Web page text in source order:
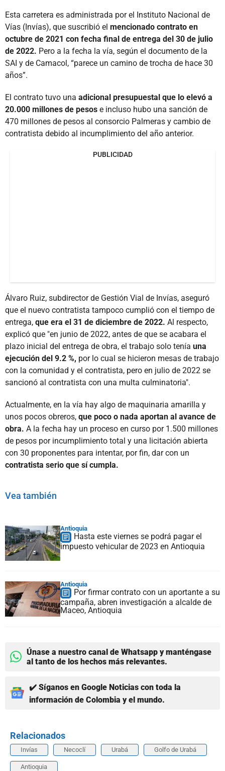
Esta carretera es administrada por el Instituto Nacional de
Vías (Invías), que suscribió el mencionado contrato en
octubre de 2021 con fecha final de entrega del 30 de julio
de 2022. Pero a la fecha la vía, según el documento de la
SAI y de Camacol, “parece un camino de trocha de hace 30
años”.
El contrato tuvo una adicional presupuestal que lo elevó a
20.000 millones de pesos e incluso hubo una sanción de
470 millones de pesos al consorcio Palmeras y cambio de
contratista debido al incumplimiento del año anterior.
PUBLICIDAD
Álvaro Ruiz, subdirector de Gestión Vial de Invías, aseguró
que el nuevo contratista tampoco cumplió con el tiempo de
entrega, que era el 31 de diciembre de 2022. Al respecto,
explicó que "en junio de 2022, antes de que se acabara el
plazo inicial del entrega de obra, el trabajo solo tenía una
ejecución del 9.2 %, por lo cual se hicieron mesas de trabajo
con la comunidad y el contratista, pero en julio de 2022 se
sancionó al contratista con una multa culminatoria".
Actualmente, en la vía hay algo de maquinaria amarilla y
unos pocos obreros, que poco o nada aportan al avance de
obra. A la fecha hay un proceso en curso por 1.500 millones
de pesos por incumplimiento total y una licitación abierta
con 30 proponentes para intentar, por fin, dar con un
contratista serio que sí cumpla.
Vea también
Antioquia
Hasta este viernes se podrá pagar el
impuesto vehicular de 2023 en Antioquia
Antioquia
Por firmar contrato con un aportante a su
campaña, abren investigación a alcalde de
Maceo, Antioquia
Únase a nuestro canal de Whatsapp y manténgase
al tanto de los hechos más relevantes.
✔️ Síganos en Google Noticias con toda la
información de Colombia y el mundo.
Relacionados
Invías Necoclí Urabá Golfo de Urabá
Antioquia